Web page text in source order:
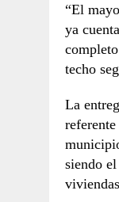
“El
ya
techo
La
siendo